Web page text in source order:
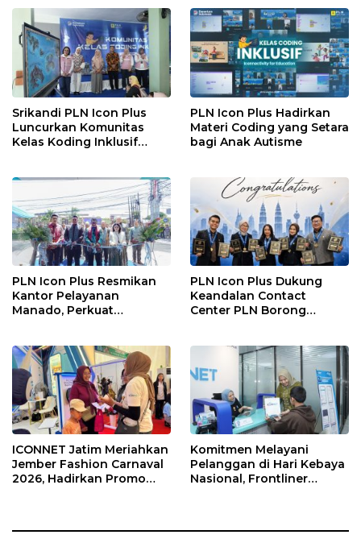
ICONNET
Srikandi PLN Icon Plus
Luncurkan Komunitas
Kelas Koding Inklusif
PLN Icon Plus Hadirkan
Materi Coding yang Setara
bagi Anak Autisme
PLN Icon Plus Resmikan
Kantor Pelayanan
Manado, Perkuat
PLN Icon Plus Dukung
Keandalan Contact
Center PLN Borong
ICONNET Jatim Meriahkan
Jember Fashion Carnaval
2026, Hadirkan Promo
Komitmen Melayani
Pelanggan di Hari Kebaya
Nasional, Frontliner